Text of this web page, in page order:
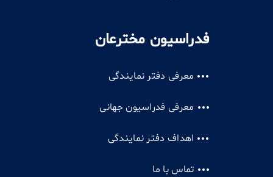
فدراسیون مخترعان
معرفی دفتر نمایندگی
معرفی فدراسیون جهانی
اهداف دفتر نمایندگی
تماس با ما